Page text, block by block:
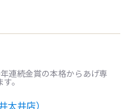
連続金賞の本格からあげ専
。
太井店）